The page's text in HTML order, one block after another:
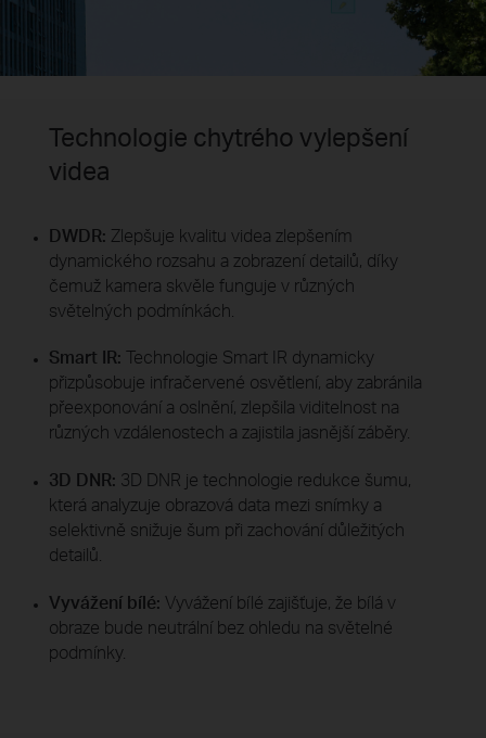
Technologie chytrého vylepšení
videa
DWDR: Zlepšuje kvalitu videa zlepšením
dynamického rozsahu a zobrazení detailů, díky
čemuž kamera skvěle funguje v různých
světelných podmínkách.
Smart IR: Technologie Smart IR dynamicky
přizpůsobuje infračervené osvětlení, aby zabránila
přeexponování a oslnění, zlepšila viditelnost na
různých vzdálenostech a zajistila jasnější záběry.
3D DNR: 3D DNR je technologie redukce šumu,
která analyzuje obrazová data mezi snímky a
selektivně snižuje šum při zachování důležitých
detailů.
Vyvážení bílé: Vyvážení bílé zajišťuje, že bílá v
obraze bude neutrální bez ohledu na světelné
podmínky.